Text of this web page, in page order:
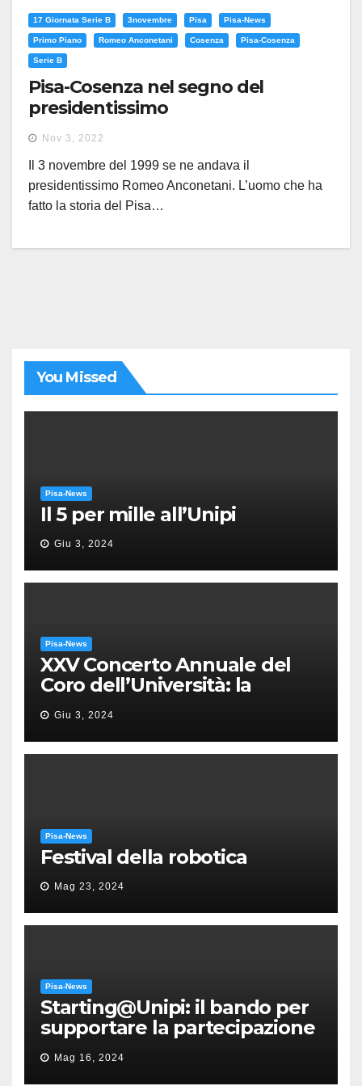
17 Giornata Serie B 3novembre Pisa Pisa-News
Primo Piano Romeo Anconetani Cosenza Pisa-Cosenza
Serie B
Pisa-Cosenza nel segno del
presidentissimo
Nov 3, 2022
Il 3 novembre del 1999 se ne andava il
presidentissimo Romeo Anconetani. L’uomo che ha
fatto la storia del Pisa…
You Missed
Pisa-News
Il 5 per mille all’Unipi
Giu 3, 2024
Pisa-News
XXV Concerto Annuale del
Coro dell’Università: la
“Messa in gloria” di Giacomo
Puccini
Giu 3, 2024
Pisa-News
Festival della robotica
Mag 23, 2024
Pisa-News
Starting@Unipi: il bando per
supportare la partecipazione
all’ERC Starting Grant
Mag 16, 2024